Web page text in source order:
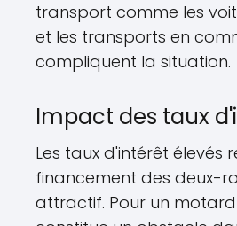
transport comme les
et les transports en
compliquent la situation.
Impact des taux
Les taux d'intérêt élevés
financement des deux-
attractif. Pour un